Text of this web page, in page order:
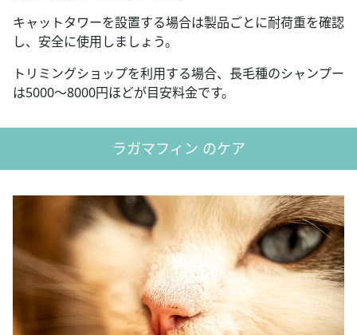
キャットタワーを設置する場合は製品ごとに耐荷重を確認
し、安全に使用しましょう。
トリミングショップを利用する場合、長毛種のシャンプー
は5000～8000円ほどが目安料金です。
ラガマフィン のケア